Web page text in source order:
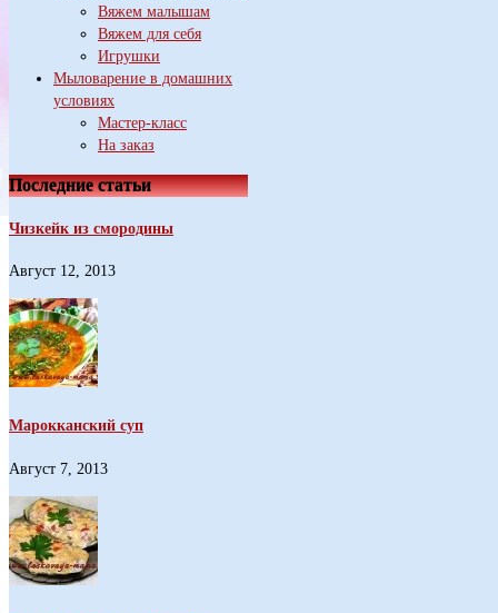
Вяжем малышам
Вяжем для себя
Игрушки
Мыловарение в домашних
условиях
Мастер-класс
На заказ
Последние статьи
Чизкейк из смородины
Август 12, 2013
Марокканский суп
Август 7, 2013